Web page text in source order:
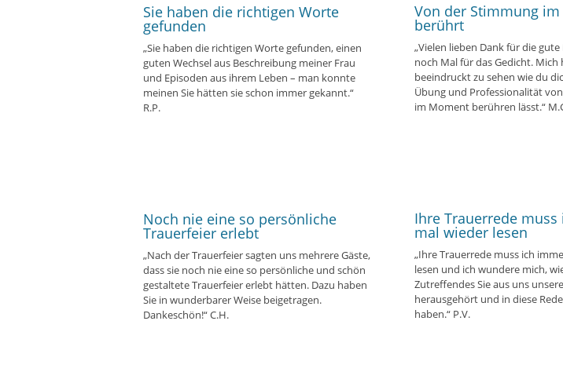
Sie haben die richtigen Worte
gefunden
„Sie haben die richtigen Worte gefunden, einen
guten Wechsel aus Beschreibung meiner Frau
und Episoden aus ihrem Leben – man konnte
meinen Sie hätten sie schon immer gekannt.“
R.P.
Noch nie eine so persönliche
Trauerfeier erlebt
„Nach der Trauerfeier sagten uns mehrere Gäste,
dass sie noch nie eine so persönliche und schön
gestaltete Trauerfeier erlebt hätten. Dazu haben
Sie in wunderbarer Weise beigetragen.
Dankeschön!“ C.H.
Von der Stimmung
berührt
„Vielen lieben Dank für die
noch Mal für das Gedicht. Mich
beeindruckt zu sehen wie du
Übung und Professionalität
im Moment berühren lässt.“
Ihre Trauerrede
mal wieder lesen
„Ihre Trauerrede muss ich
lesen und ich wundere mich,
Zutreffendes Sie aus uns
herausgehört und in diese
haben.“ P.V.